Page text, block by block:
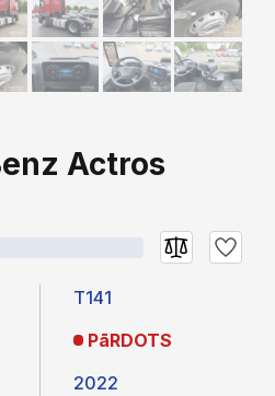
Actros
T141
PāRDOTS
2022